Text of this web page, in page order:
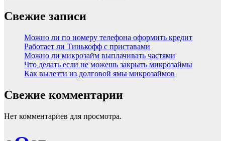
Свежие записи
Можно ли по номеру телефона оформить кредит
Работает ли Тинькофф с приставами
Можно ли микрозайм выплачивать частями
Что делать если не можешь закрыть микрозаймы
Как вылезти из долговой ямы микрозаймов
Свежие комментарии
Нет комментариев для просмотра.